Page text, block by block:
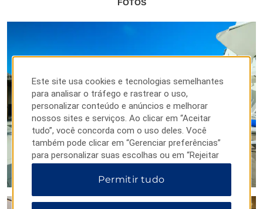
FOTOS
Este site usa cookies e tecnologias semelhantes
para analisar o tráfego e rastrear o uso,
personalizar conteúdo e anúncios e melhorar
nossos sites e serviços. Ao clicar em “Aceitar
tudo”, você concorda com o uso deles. Você
também pode clicar em “Gerenciar preferências”
para personalizar suas escolhas ou em “Rejeitar
tudo” para permitir apenas cookies essenciais.
Para obter informações adicionais, visite nosso
Permitir tudo